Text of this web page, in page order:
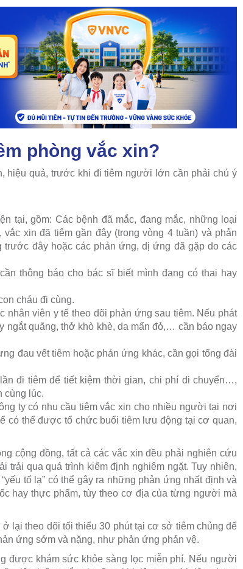
phòng vắc xin?
hiệu quả, trước khi đi tiêm người lớn cần phải chú ý
tại, gồm: Các bệnh đã mắc, đang mắc, những loại
xin đã tiêm gần đây (trong vòng 4 tuần) và phản
đây hoặc các phản ứng, dị ứng đã gặp do các
thông báo cho bác sĩ biết mình đang có thai hay
cháu đi cùng.
viên y tế theo dõi phản ứng sau tiêm. Nếu phát
ngắt quãng, thở khò khè, da mẩn đỏ,… cần báo ngay
đau vết tiêm hoặc phản ứng khác, cần gọi tổng đài
đi tiêm để tiết kiệm thời gian, chi phí di chuyển…,
cùng lúc.
ty có nhu cầu tiêm vắc xin cho nhiều người tại nơi
có thể được tổ chức buổi tiêm lưu động tại cơ quan,
cộng đồng, tất cả các vắc xin đều phải nghiên cứu
trải qua quá trình kiểm định nghiêm ngặt. Tuy nhiên,
tố lạ” có thể gây ra những phản ứng nhất định và
hay thực phẩm, tùy theo cơ địa của từng người mà
lại theo dõi tối thiểu 30 phút tại cơ sở tiêm chủng để
ứng sớm và nặng, như phản ứng phản vệ.
được khám sức khỏe sàng lọc miễn phí. Nếu người